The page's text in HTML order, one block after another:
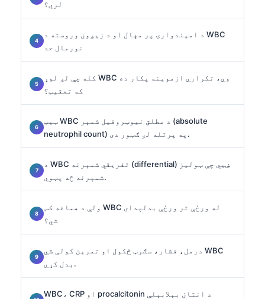
لري؟
د امیندوارۍ پر مهال او د زیږون وروسته د WBC
نورمال حد
کله چې لږ لوړ WBC وي، تکراري ازموینه پکار ده
که تعقیب؟
ټیټ WBC د مطلق نیوټروفیل شمېر (absolute
neutrophil count) په پرتله لږ ګټور دی.
د WBC تفریقي شمېرنه (differential) ښيي چې ټولیز
شمېرنه څه پټوي.
ولې د هماغه کس WBC له ورځې تر ورځې بدلېدای
شي؟
درمل، فشار، سګرټ څکول او تمرین کولی شي WBC
بدل کړي.
WBC، CRP او procalcitonin د انتان بېلابېلې